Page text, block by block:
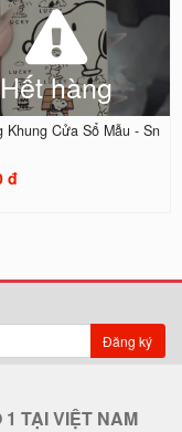
Hết hàng
Khung Cửa Sổ Mẫu - Sn
đ
Đăng ký
TẠI VIỆT NAM